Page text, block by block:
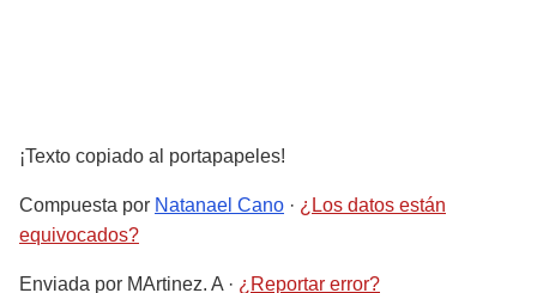
¡Texto copiado al portapapeles!
Compuesta por Natanael Cano · ¿Los datos están
equivocados?
Enviada por MArtinez. A · ¿Reportar error?